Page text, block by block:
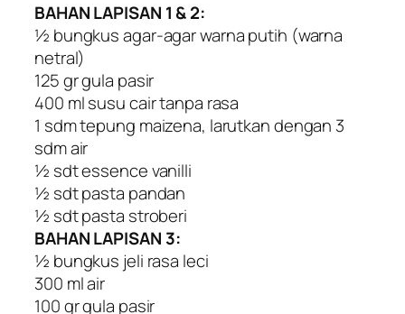
BAHAN LAPISAN 1 & 2:
½ bungkus agar-agar warna putih (warna
netral)
125 gr gula pasir
400 ml susu cair tanpa rasa
1 sdm tepung maizena, larutkan dengan 3
sdm air
½ sdt essence vanilli
½ sdt pasta pandan
½ sdt pasta stroberi
BAHAN LAPISAN 3:
½ bungkus jeli rasa leci
300 ml air
100 gr gula pasir